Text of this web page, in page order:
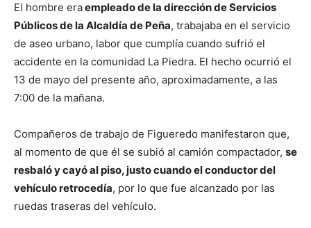
El hombre eraempleado de la dirección de Servicios
Públicos de la Alcaldía de Peña, trabajaba en el servicio
de aseo urbano, labor que cumplía cuando sufrió el
accidente en la comunidad La Piedra. El hecho ocurrió el
13 de mayo del presente año, aproximadamente, a las
7:00 de la mañana.
Compañeros de trabajo de Figueredo manifestaron que,
al momento de que él se subió al camión compactador, se
resbaló y cayó al piso, justo cuando el conductor del
vehículo retrocedía, por lo que fue alcanzado por las
ruedas traseras del vehículo.